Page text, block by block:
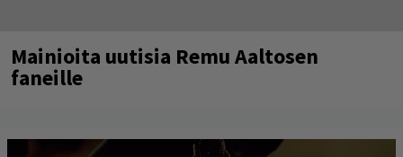
Mainioita uutisia Remu Aaltosen
faneille